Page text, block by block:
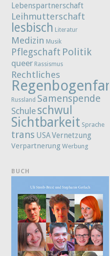
Lebenspartnerschaft
Leihmutterschaft
lesbisch Literatur
Medizin Musik
Pflegschaft Politik
queer Rassismus
Rechtliches
Russland Samenspende
Schule schwul
Sichtbarkeit Sprache
trans USAVernetzung
Verpartnerung Werbung
BUCH